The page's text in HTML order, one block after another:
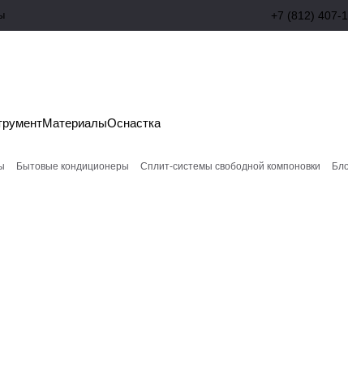
+7 (812) 407-
МатериалыОснастка
Бытовые кондиционеры Сплит-системы свободной компоновки